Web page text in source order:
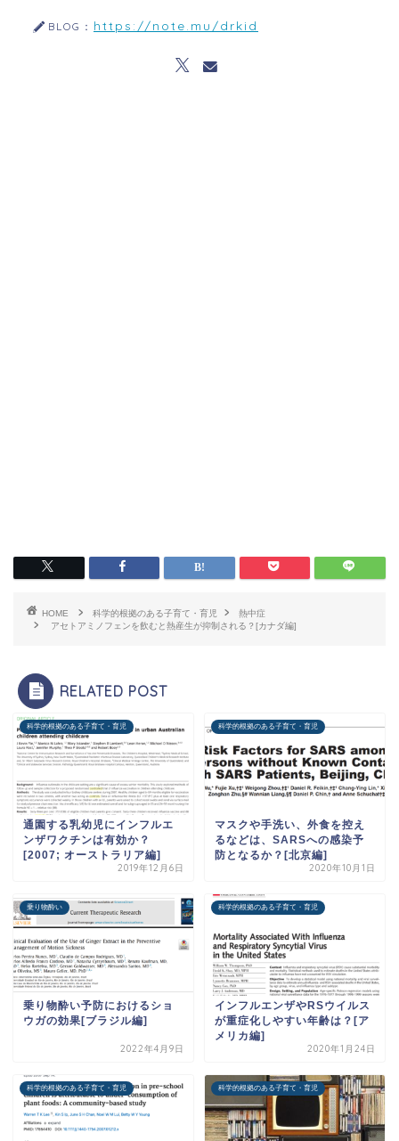
BLOG： https://note.mu/drkid
HOME 科学的根拠のある子育て・育児
熱中症
アセトアミノフェンを飲むと熱産生が抑制される？[カナダ編]
RELATED POST
科学的根拠のある子育て・育児
通園する乳幼児にインフルエ
ンザワクチンは有効か？
[2007; オーストラリア編]
2019年12月6日
科学的根拠のある子育て・育児
マスクや手洗い、外食を控え
るなどは、SARSへの感染予
防となるか？[北京編]
2020年10月1日
乗り物酔い
乗り物酔い予防におけるショ
ウガの効果[ブラジル編]
2022年4月9日
科学的根拠のある子育て・育児
インフルエンザやRSウイルス
が重症化しやすい年齢は？[ア
メリカ編]
2020年1月24日
科学的根拠のある子育て・育児 科学的根拠のある子育て・育児